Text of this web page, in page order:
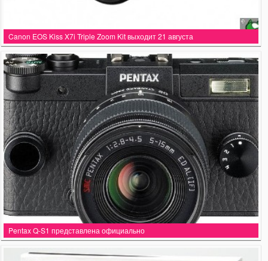
Canon EOS Kiss X7i Triple Zoom Kit выходит 21 августа
Pentax Q-S1 представлена официально